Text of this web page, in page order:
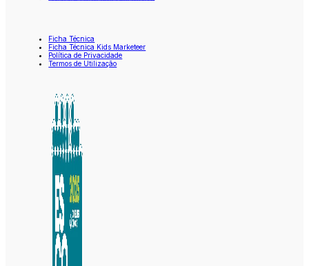
Ficha Técnica
Ficha Técnica Kids Marketeer
Política de Privacidade
Termos de Utilização